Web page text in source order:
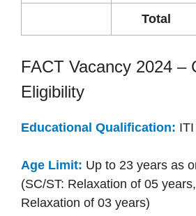
Total
FACT Vacancy 2024 –
Eligibility
Educational Qualification:
Age Limit: Up to 23 years as
(SC/ST: Relaxation of 05
Relaxation of 03 years)